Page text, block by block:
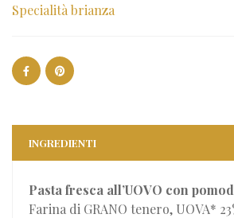
Specialità brianza
INGREDIENTI
Pasta fresca all’UOVO con
Farina di GRANO tenero, UOVA*